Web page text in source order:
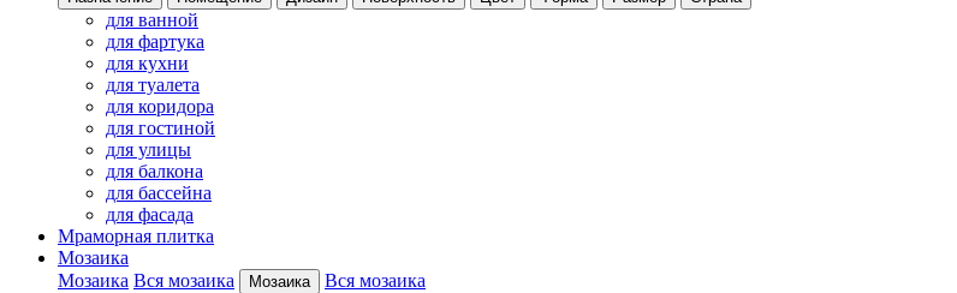
для ванной
для фартука
для кухни
для туалета
для коридора
для гостиной
для улицы
для балкона
для бассейна
для фасада
Мраморная плитка
Мозаика
Мозаика Вся мозаика Мозаика Вся мозаика